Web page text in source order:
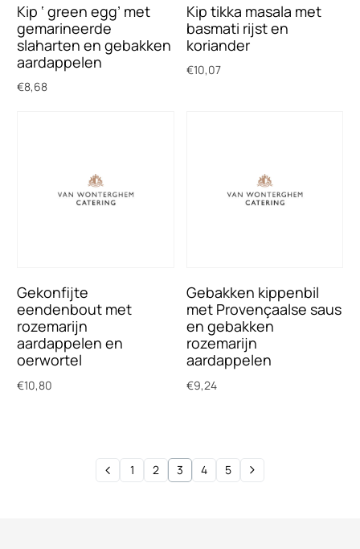
Kip ‘ green egg’ met
gemarineerde
slaharten en gebakken
aardappelen
€8,68
Kip tikka masala met
basmati rijst en
koriander
€10,07
Gekonfijte
eendenbout met
rozemarijn
aardappelen en
oerwortel
€10,80
Gebakken kippenbil
met Provençaalse saus
en gebakken
rozemarijn
aardappelen
€9,24
1 2 3 4 5